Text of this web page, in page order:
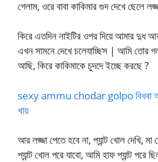
গেলাম, ওরে বাবা কাকিমার গুদ দেখে ছেলে
কিরে এতদিন নাইটির ওপর দিয়ে আমার দুধ
এখন সামনে দেখে চলেযাচ্ছিস | আমি তোর
আছি, কিরে কাকিমাকে চুদদে ইচ্ছে করছে ?
sexy ammu chodar golpo বিধবা
খায়
আর লজ্জা পেতে হবে না, প্যান্ট খোল দেখি,
প্যান্ট খোল পরে যাবো, আমি হাফ প্যান্ট পরে